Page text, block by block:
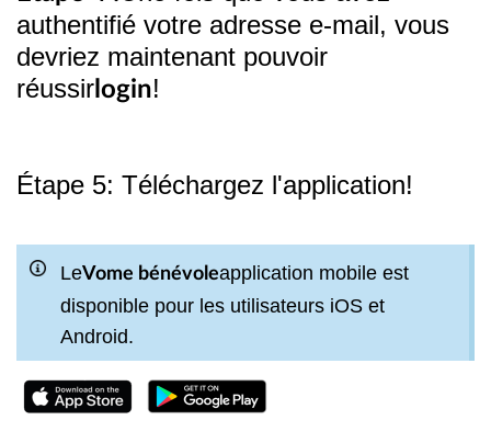
authentifié votre adresse e-mail, vous
devriez maintenant pouvoir
réussir login!
Étape 5: Téléchargez l'application!
LeVome bénévoleapplication mobile est
disponible pour les utilisateurs iOS et
Android.